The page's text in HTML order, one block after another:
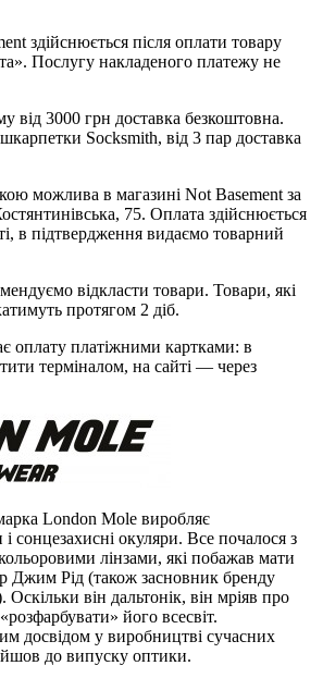
здійснюється після оплати товару
Послугу накладеного платежу не
від 3000 грн доставка безкоштовна.
Socksmith, від 3 пар доставка
можлива в магазині Not Basement за
75. Оплата здійснюється
в підтвердження видаємо товарний
відкласти товари. Товари, які
протягом 2 діб.
оплату платіжними картками: в
терміналом, на сайті — через
London Mole виробляє
сонцезахисні окуляри. Все почалося з
лінзами, які побажав мати
Джим Рід (також засновник бренду
він дальтонік, він мріяв про
його всесвіт.
досвідом у виробництві сучасних
до випуску оптики.